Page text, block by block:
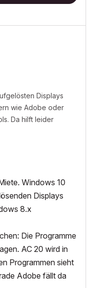
Displays
wie Adobe oder
Da hilft leider
Windows 10
Displays
8.x
Die Programme
AC 20 wird in
Programmen sieht
Adobe fällt da